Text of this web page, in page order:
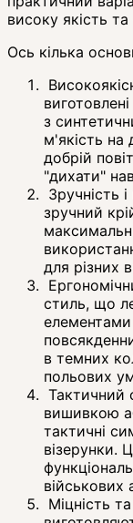
високу якість та
Ось кілька
з
м'якість на
добрій
"дихати"
Зручність
зручний
для різних
стиль, що
в темних
польових
Тактичний
вишивкою
тактичні
візерунки.
військових
Міцність